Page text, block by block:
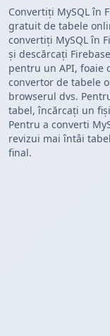
Convertiți MySQL în
gratuit de tabele
convertiți MySQL în
și descărcați
pentru un API, foaie
convertor de tabele
browserul dvs.
tabel, încărcați un
Pentru a converti
revizui mai întâi
final.